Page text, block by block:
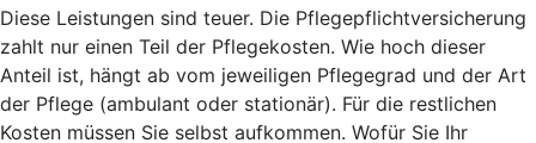
Diese Leistungen sind teuer. Die Pflegepflichtversicherung
zahlt nur einen Teil der Pflegekosten. Wie hoch dieser
Anteil ist, hängt ab vom jeweiligen Pflegegrad und der Art
der Pflege (ambulant oder stationär). Für die restlichen
Kosten müssen Sie selbst aufkommen. Wofür Sie Ihr